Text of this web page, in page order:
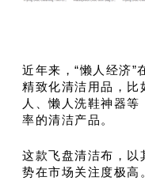
近年来，“懒人经济”
精致化清洁用品，比
人
、懒人洗鞋神器等
率的清洁产品。
这款飞盘清洁布，以
势在市场关注度极高